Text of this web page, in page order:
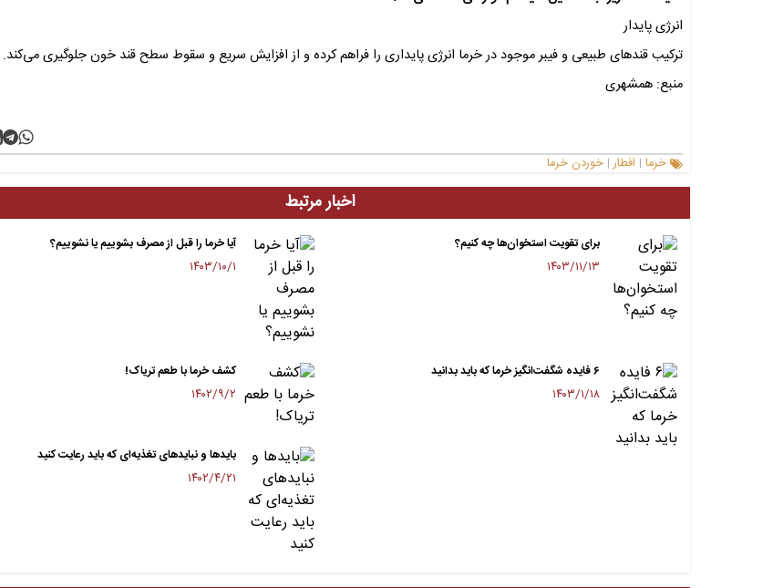
انرژی پایدار
ترکیب قند‌های طبیعی و فیبر موجود در خرما انرژی پایداری را فراهم کرده و از افزایش سریع و سقوط سطح قند خون جلوگیری می‌کند.
منبع: همشهری
خرما | افطار | خوردن خرما
اخبار مرتبط
برای تقویت استخوان‌ها چه کنیم؟
۱۴۰۳/۱۱/۱۳
آیا خرما را قبل از مصرف بشوییم یا نشوییم؟
۱۴۰۳/۱۰/۱
۶ فایده شگفت‌انگیز خرما که باید بدانید
۱۴۰۳/۱/۱۸
کشف خرما با طعم تریاک!
۱۴۰۲/۹/۲
بایدها و نبایدهای تغذیه‌ای که باید رعایت کنید
۱۴۰۲/۴/۲۱